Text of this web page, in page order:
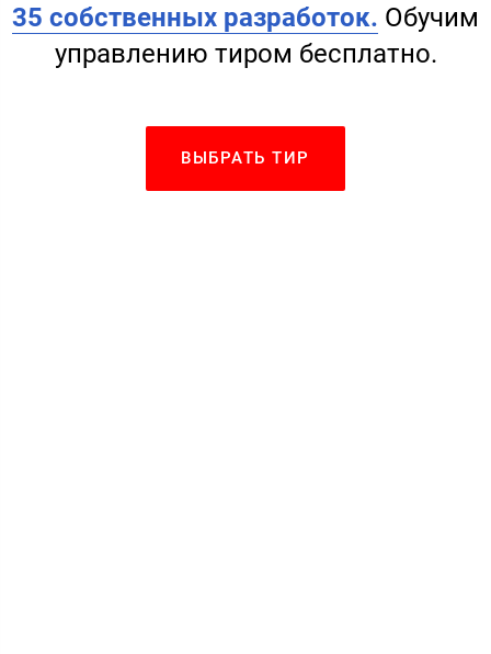
35 собственных разработок. Обучим
управлению тиром бесплатно.
ВЫБРАТЬ ТИР